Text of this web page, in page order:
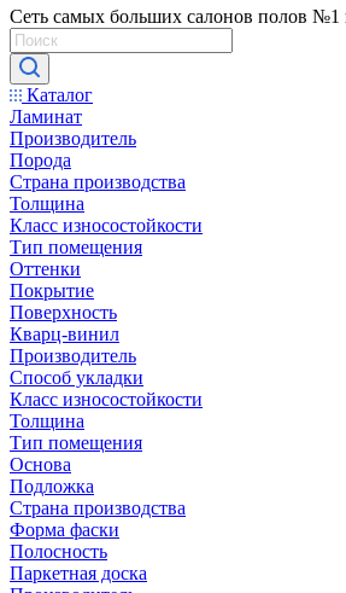
Сеть самых больших салонов полов №1
Каталог
Ламинат
Производитель
Порода
Страна производства
Толщина
Класс износостойкости
Тип помещения
Оттенки
Покрытие
Поверхность
Кварц-винил
Производитель
Способ укладки
Класс износостойкости
Толщина
Тип помещения
Основа
Подложка
Страна производства
Форма фаски
Полосность
Паркетная доска